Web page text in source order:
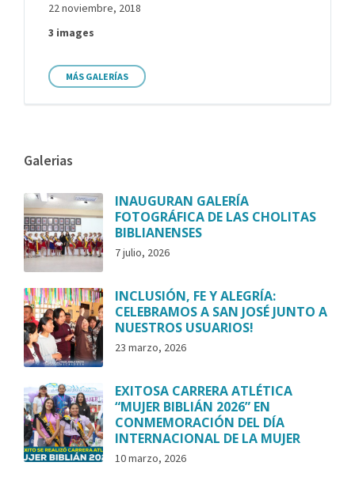
22 noviembre, 2018
3 images
MÁS GALERÍAS
Galerias
INAUGURAN GALERÍA
FOTOGRÁFICA DE LAS CHOLITAS
BIBLIANENSES
7 julio, 2026
INCLUSIÓN, FE Y ALEGRÍA:
CELEBRAMOS A SAN JOSÉ JUNTO A
NUESTROS USUARIOS!
23 marzo, 2026
EXITOSA CARRERA ATLÉTICA
“MUJER BIBLIÁN 2026” EN
CONMEMORACIÓN DEL DÍA
INTERNACIONAL DE LA MUJER
10 marzo, 2026